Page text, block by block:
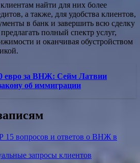
найти для них более
а также, для удобства клиентов,
в банк и завершить всю сделку
полный спектр услуг,
и оканчивая обустройством
евро за ВНЖ: Сейм Латвии
об иммиграции
15 вопросов и ответов о ВНЖ в
запросы клиентов